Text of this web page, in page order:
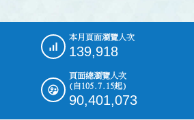
本月頁面瀏覽人次
139,918
頁面總瀏覽人次
(自105.7.15起)
90,401,073